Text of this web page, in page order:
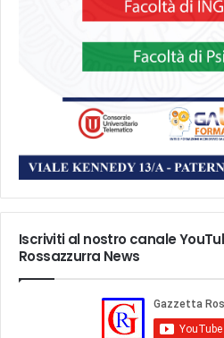
Iscriviti al nostro canale
Rossazzurra News